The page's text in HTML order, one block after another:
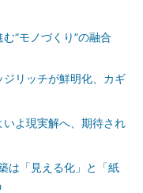
“モノづくり”の融合
リッチが鮮明化、カギ
よ現実解へ、期待され
は「見える化」と「紙